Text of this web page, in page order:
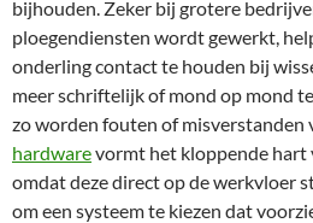
bijhouden. Zeker bij grotere
ploegendiensten wordt gewerkt,
onderling contact te houden bij
meer schriftelijk of mond op mond
zo worden fouten of misverstanden
hardwarevormt het kloppende hart
omdat deze direct op de werkvloer
om een systeem te kiezen dat